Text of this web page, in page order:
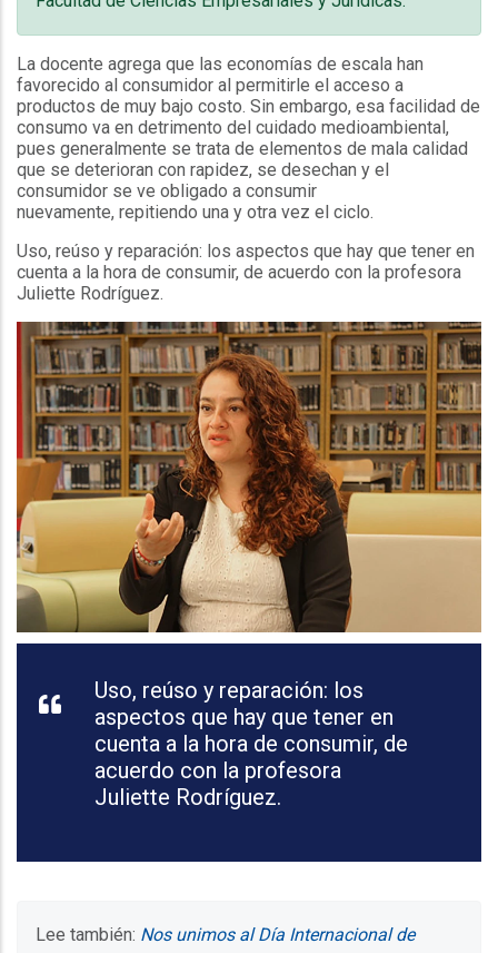
La docente agrega que las economías de escala han
favorecido al consumidor al permitirle el acceso a
productos de muy bajo costo. Sin embargo, esa facilidad de
consumo va en detrimento del cuidado medioambiental,
pues generalmente se trata de elementos de mala calidad
que se deterioran con rapidez, se desechan y el
consumidor se ve obligado a consumir
nuevamente, repitiendo una y otra vez el ciclo.
Uso, reúso y reparación: los aspectos que hay que tener en
cuenta a la hora de consumir, de acuerdo con la profesora
Juliette Rodríguez.
Uso, reúso y reparación: los
aspectos que hay que tener en
cuenta a la hora de consumir, de
acuerdo con la profesora
Juliette Rodríguez.
Lee también: Nos unimos al Día Internacional de